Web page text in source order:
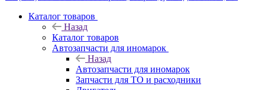
Каталог товаров
Назад
Каталог товаров
Автозапчасти для иномарок
Назад
Автозапчасти для иномарок
Запчасти для ТО и расходники